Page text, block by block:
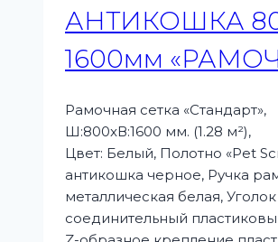
АНТИКОШКА
1600мм
Рамочная сетка «Стандарт»,
Ш:800xВ:1600 мм. (1.28 м²),
Цвет: Белый, Полотно «Pet
антикошка черное, Ручка
металлическая белая, Уголок
соединительный